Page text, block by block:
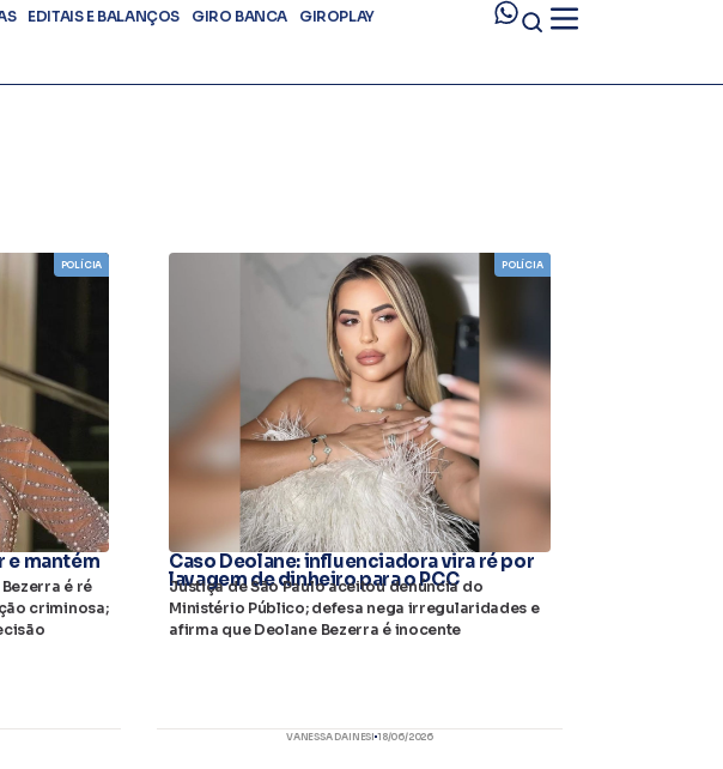
EDITAIS E BALANÇOS GIRO BANCA GIROPLAY
POLÍCIA
e mantém
é ré
criminosa;
POLÍCIA
Caso Deolane: influenciadora vira ré por
lavagem de dinheiro para o PCC
Justiça de São Paulo aceitou denúncia do
Ministério Público; defesa nega irregularidades e
afirma que Deolane Bezerra é inocente
VANESSA DAINESI 18/06/2026